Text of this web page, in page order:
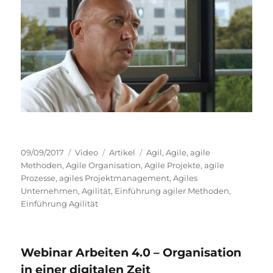
Veröffentlicht
am
09/09/2017 Format
Video Kategorien
Artikel Schlagwörter
Agil,Agile,agile
Methoden,Agile Organisation,Agile Projekte,agile
Prozesse,agiles Projektmanagement,Agiles
Unternehmen,Agilität, Einführung agiler Methoden,
Einführung Agilität
Webinar Arbeiten 4.0 – Organisation
in einer digitalen Zeit